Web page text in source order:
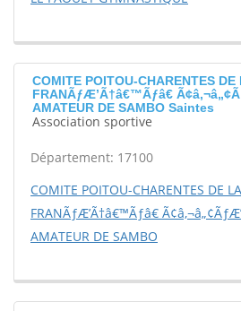
COMITE POITOU-CHARENTES DE
FRANÃƒÆ’Ã†â€™Ãƒâ€
AMATEUR DE SAMBO Saintes
Association sportive
Département: 17100
COMITE POITOU-CHARENTES DE
FRANÃƒÆ’Ã†â€™Ãƒâ€
AMATEUR DE SAMBO